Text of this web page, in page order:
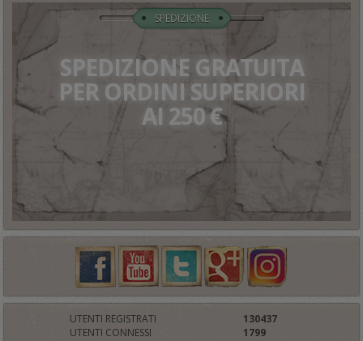
SPEDIZIONE
SPEDIZIONE GRATUITA
PER ORDINI SUPERIORI
AI 250 €
UTENTI REGISTRATI
130437
UTENTI CONNESSI
1799